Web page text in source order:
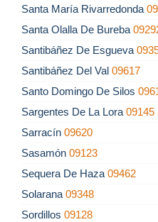
Santa María Rivarredonda
Santa Olalla De Bureba
Santibáñez De Esgueva
Santibáñez Del Val 09617
Santo Domingo De Silos
Sargentes De La Lora 09145
Sarracín 09620
Sasamón 09123
Sequera De Haza 09462
Solarana 09348
Sordillos 09128